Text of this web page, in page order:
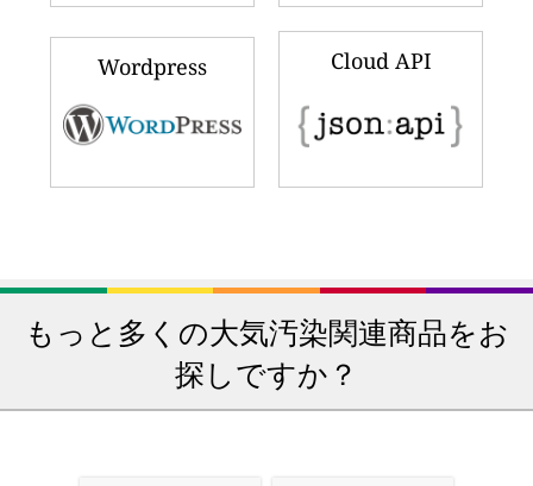
Wordpress Cloud API
もっと多くの大気汚染関連商品をお
探しですか？